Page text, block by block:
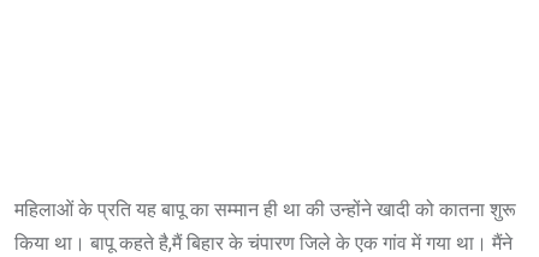
महिलाओं के प्रति यह बापू का सम्मान ही था की उन्होंने खादी को कातना शुरू
किया था। बापू कहते है,मैं बिहार के चंपारण जिले के एक गांव में गया था। मैंने